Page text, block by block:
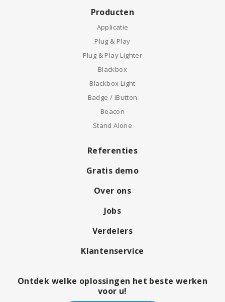
Producten
Applicatie
Plug & Play
Plug & Play Lighter
Blackbox
Blackbox Light
Badge / iButton
Beacon
Stand Alone
Referenties
Gratis demo
Over ons
Jobs
Verdelers
Klantenservice
Ontdek welke oplossingen het beste werken
voor u!